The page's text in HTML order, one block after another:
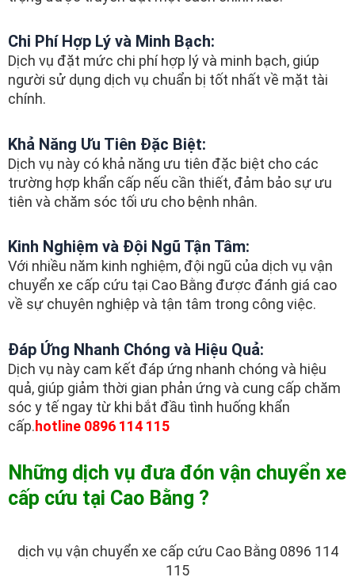
Chi Phí Hợp Lý và Minh Bạch:
Dịch vụ đặt mức chi phí hợp lý và minh bạch, giúp
người sử dụng dịch vụ chuẩn bị tốt nhất về mặt tài
chính.
Khả Năng Ưu Tiên Đặc Biệt:
Dịch vụ này có khả năng ưu tiên đặc biệt cho các
trường hợp khẩn cấp nếu cần thiết, đảm bảo sự ưu
tiên và chăm sóc tối ưu cho bệnh nhân.
Kinh Nghiệm và Đội Ngũ Tận Tâm:
Với nhiều năm kinh nghiệm, đội ngũ của dịch vụ vận
chuyển xe cấp cứu tại Cao Bằng được đánh giá cao
về sự chuyên nghiệp và tận tâm trong công việc.
Đáp Ứng Nhanh Chóng và Hiệu Quả:
Dịch vụ này cam kết đáp ứng nhanh chóng và hiệu
quả, giúp giảm thời gian phản ứng và cung cấp chăm
sóc y tế ngay từ khi bắt đầu tình huống khẩn
cấp.hotline 0896 114 115
Những dịch vụ đưa đón vận chuyển xe
cấp cứu tại Cao Bằng ?
dịch vụ vận chuyển xe cấp cứu Cao Bằng 0896 114
115